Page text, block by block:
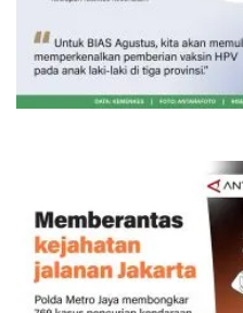
Vaksin HPV untuk
23 jam lalu